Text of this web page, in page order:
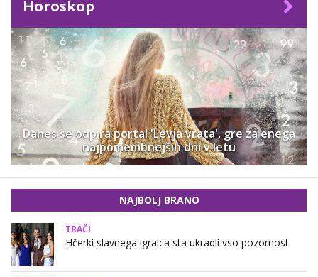
Horoskop
Danes se odpira portal 'Levja vrata', gre za enega
najpomembnejših dni v letu
NAJBOLJ BRANO
TRAČI
Hčerki slavnega igralca sta ukradli vso pozornost